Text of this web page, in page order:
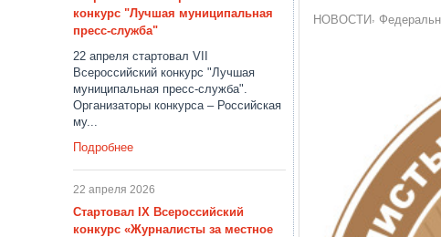
конкурс "Лучшая муниципальная
пресс-служба"
22 апреля стартовал VII
Всероссийский конкурс "Лучшая
муниципальная пресс-служба".
Организаторы конкурса – Российская
му...
Подробнее
22 апреля 2026
Стартовал IX Всероссийский
конкурс «Журналисты за местное
НОВОСТИ